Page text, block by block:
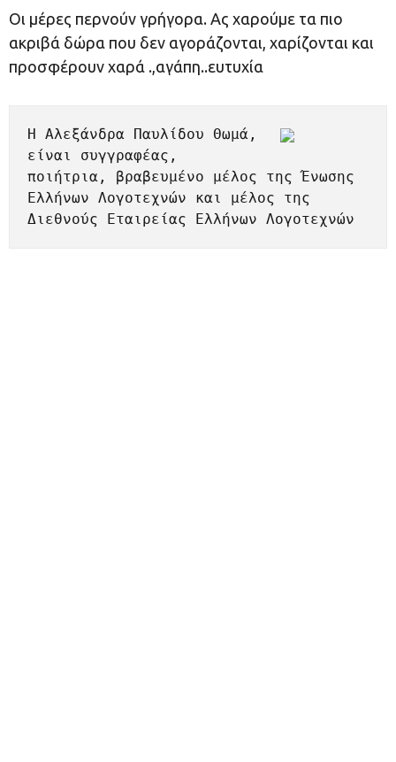
Οι μέρες περνούν γρήγορα. Ας χαρούμε τα πιο
ακριβά δώρα που δεν αγοράζονται, χαρίζονται και
προσφέρουν χαρά .,αγάπη..ευτυχία
H Αλεξάνδρα Παυλίδου Θωμά,
είναι συγγραφέας,
ποιήτρια, βραβευμένο μέλος της Ένωσης
Ελλήνων Λογοτεχνών και μέλος της
Διεθνoύς Εταιρείας Ελλήνων Λογοτεχνών